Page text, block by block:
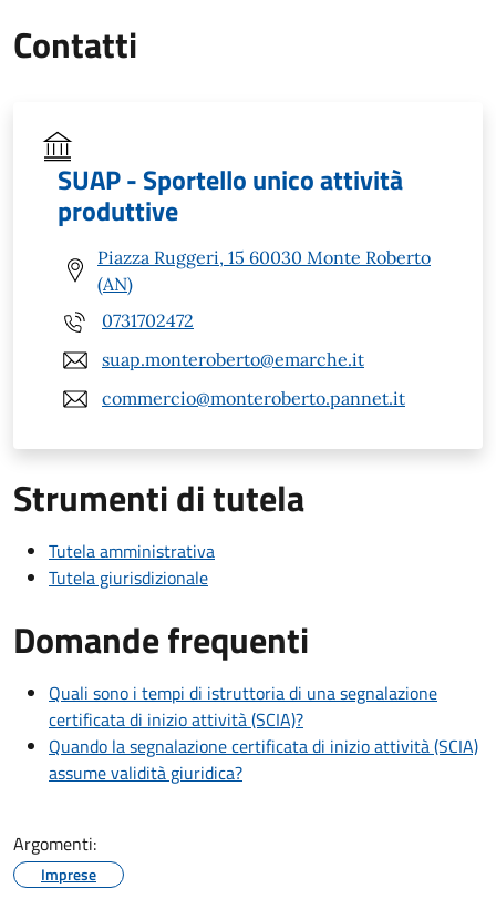
Contatti
SUAP - Sportello unico attività
produttive
Piazza Ruggeri, 15 60030 Monte Roberto
(AN)
0731702472
suap.monteroberto@emarche.it
commercio@monteroberto.pannet.it
Strumenti di tutela
Tutela amministrativa
Tutela giurisdizionale
Domande frequenti
Quali sono i tempi di istruttoria di una segnalazione
certificata di inizio attività (SCIA)?
Quando la segnalazione certificata di inizio attività (SCIA)
assume validità giuridica?
Argomenti:
Imprese